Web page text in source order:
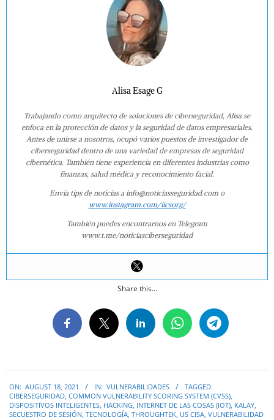
Alisa Esage G
Trabajando como arquitecto de soluciones de ciberseguridad, Alisa se
enfoca en la protección de datos y la seguridad de datos empresariales.
Antes de unirse a nosotros, ocupó varios puestos de investigador de
ciberseguridad dentro de una variedad de empresas de seguridad
cibernética. También tiene experiencia en diferentes industrias como
finanzas, salud médica y reconocimiento facial.
Envía tips de noticias a info@noticiasseguridad.com o
www.instagram.com/iicsorg/
También puedes encontrarnos en Telegram
www.t.me/noticiasciberseguridad
Share this...
08-
18
ON: AUGUST 18, 2021 IN: VULNERABILIDADES
TAGGED:
CIBERSEGURIDAD, COMMON VULNERABILITY SCORING SYSTEM (CVSS),
DISPOSITIVOS INTELIGENTES, HACKING, INTERNET DE LAS COSAS (IOT), KALAY,
SECUESTRO DE SESIÓN, TECNOLOGÍA, THROUGHTEK, US CISA, VULNERABILIDAD